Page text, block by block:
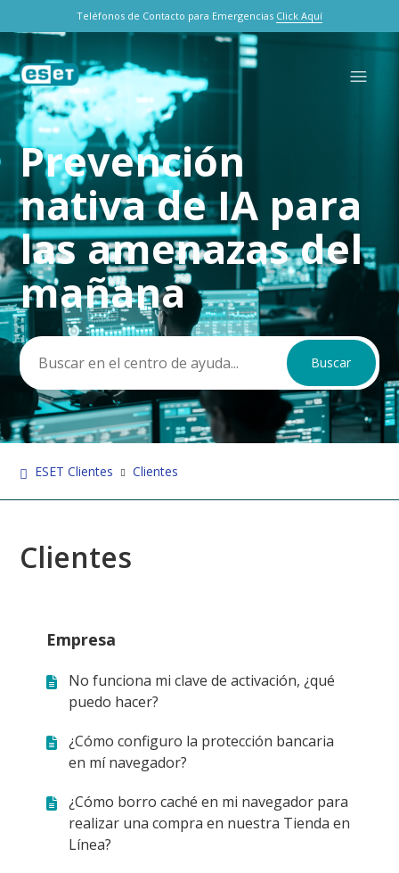
Teléfonos de Contacto para Emergencias Click Aquí
Búsqueda
Prevención
nativa de IA para
las amenazas del
mañana
ESET Clientes Clientes
Clientes
Empresa
No funciona mi clave de activación, ¿qué
puedo hacer?
¿Cómo configuro la protección bancaria
en mí navegador?
¿Cómo borro caché en mi navegador para
realizar una compra en nuestra Tienda en
Línea?